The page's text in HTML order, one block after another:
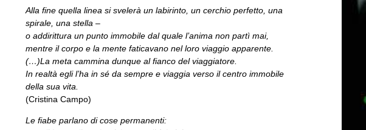
Alla fine quella linea si svelerà un labirinto, un cerchio perfetto, una
spirale, una stella –
o addirittura un punto immobile dal quale l’anima non partì mai,
mentre il corpo e la mente faticavano nel loro viaggio apparente.
(…)La meta cammina dunque al fianco del viaggiatore.
In realtà egli l’ha in sé da sempre e viaggia verso il centro immobile
della sua vita.
(Cristina Campo)
Le fiabe parlano di cose permanenti: